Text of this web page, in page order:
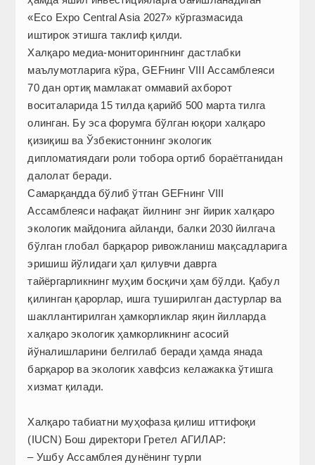
«Eco Expo Central Asia 2027» кўргазмасида
иштирок этишга таклиф қилди.
Халқаро медиа-мониторингнинг дастлабки
маълумотларига кўра, GEFнинг VIII Ассамблеяси
70 дан ортиқ мамлакат оммавий ахборот
воситаларида 15 тилда қарийб 500 марта тилга
олинган. Бу эса форумга бўлган юқори халқаро
қизиқиш ва Ўзбекистоннинг экологик
дипломатиядаги роли тобора ортиб бораётганидан
далолат беради.
Самарқандда бўлиб ўтган GEFнинг VIII
Ассамблеяси нафақат йилнинг энг йирик халқаро
экологик майдонига айланди, балки 2030 йилгача
бўлган глобал барқарор ривожланиш мақсадларига
эришиш йўлидаги ҳал қилувчи даврга
тайёргарликнинг муҳим босқичи ҳам бўлди. Қабул
қилинган қарорлар, ишга туширилган дастурлар ва
шакллантирилган ҳамкорликлар яқин йилларда
халқаро экологик ҳамкорликнинг асосий
йўналишларини белгилаб беради ҳамда янада
барқарор ва экологик хавфсиз келажакка ўтишга
хизмат қилади.
Халқаро табиатни муҳофаза қилиш иттифоқи
(IUCN) Бош директори Гретел АГИЛАР:
– Ушбу Ассамблея дунёнинг турли